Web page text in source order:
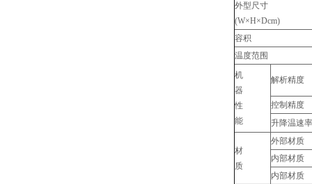
外型尺寸
(W×H×Dcm)
容积
温度范围
机
器
性
能
解析精度
控制精度
升降温速率
材
质
外部材质
内部材质
内部材质